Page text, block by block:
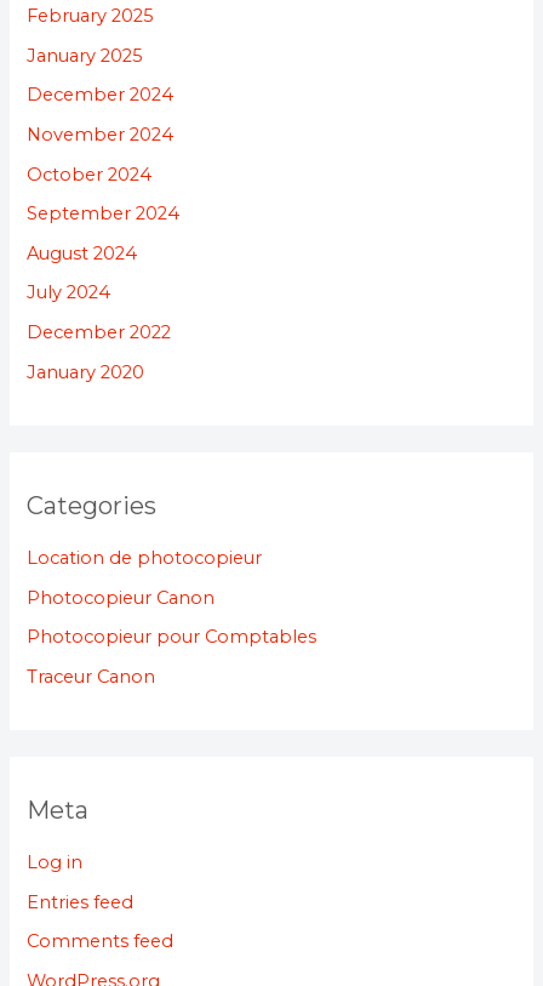
February 2025
January 2025
December 2024
November 2024
October 2024
September 2024
August 2024
July 2024
December 2022
January 2020
Categories
Location de photocopieur
Photocopieur Canon
Photocopieur pour Comptables
Traceur Canon
Meta
Log in
Entries feed
Comments feed
WordPress.org